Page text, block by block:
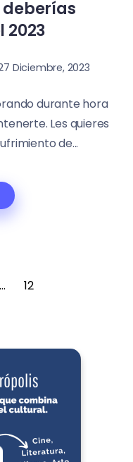
deberías
2023
Diciembre, 2023
durante hora
Les quieres
de...
… 12